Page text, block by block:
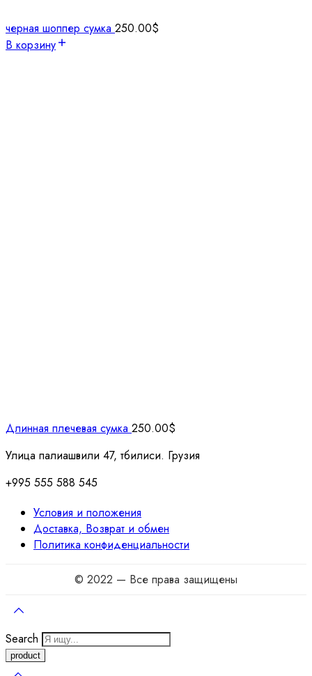
черная шоппер сумка 250.00$
В корзину
Длинная плечевая сумка 250.00$
Улица палиашвили 47, тбилиси. Грузия
+995 555 588 545
Условия и положения
Доставка, Возврат и обмен
Политика конфиденциальности
© 2022 — Все права защищены
Search